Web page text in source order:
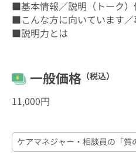
■基本情報／説明（トーク）
■こんな方に向いています／
■説明力とは
一般価格 （税込）
11,000円
ケアマネジャー・相談員の「質